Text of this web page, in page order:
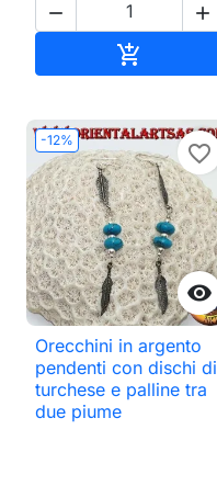
 

-12%

favorite_border
Orecchini in argento
pendenti con dischi di
turchese e palline tra
due piume